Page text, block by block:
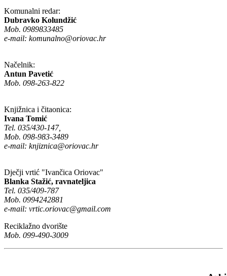
Komunalni redar:
Dubravko Kolundžić
Mob. 0989833485
e-mail: komunalno@oriovac.hr
Načelnik:
Antun Pavetić
Mob. 098-263-822
Knjižnica i čitaonica:
Ivana Tomić
Tel. 035/430-147,
Mob. 098-983-3489
e-mail: knjiznica@oriovac.hr
Dječji vrtić "Ivančica Oriovac"
Blanka Stažić, ravnateljica
Tel. 035/409-787
Mob. 0994242881
e-mail: vrtic.oriovac@gmail.com
Reciklažno dvorište
Mob. 099-490-3009